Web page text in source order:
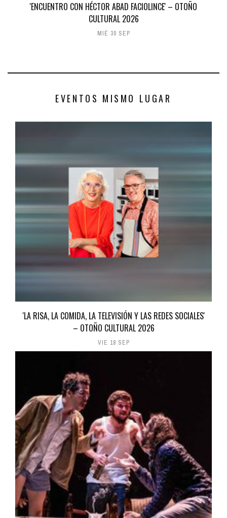
'ENCUENTRO CON HÉCTOR ABAD FACIOLINCE' – OTOÑO
CULTURAL 2026
MIÉ 30 SEP
EVENTOS MISMO LUGAR
'LA RISA, LA COMIDA, LA TELEVISIÓN Y LAS REDES SOCIALES'
– OTOÑO CULTURAL 2026
VIE 18 SEP